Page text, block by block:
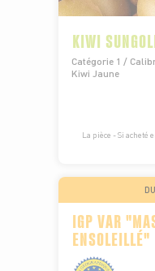
KIWI
Catégorie 1 /
Kiwi Jaune
La pièce - Si acheté
IGP VAR
ENSOLEILLÉ"